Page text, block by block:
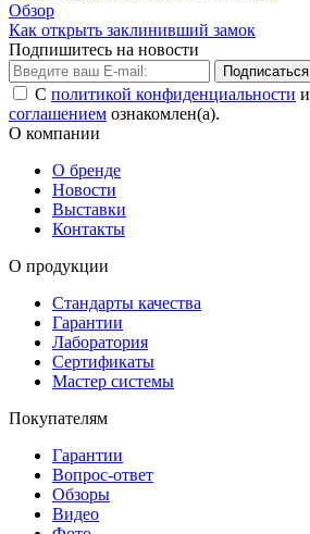
Обзор
Как открыть заклинивший замок
Подпишитесь на новости
Подписаться
С политикой конфиденциальности и
соглашением ознакомлен(а).
О компании
О бренде
Новости
Выставки
Контакты
О продукции
Стандарты качества
Гарантии
Лаборатория
Сертификаты
Мастер системы
Покупателям
Гарантии
Вопрос-ответ
Обзоры
Видео